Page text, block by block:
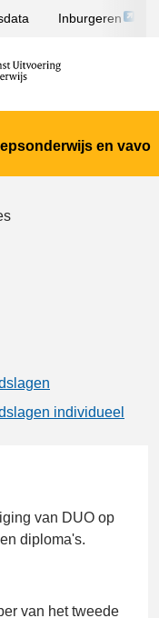
Inburgeren
Link
pagina
en vavo
individueel
van DUO op
diploma's.
van het tweede